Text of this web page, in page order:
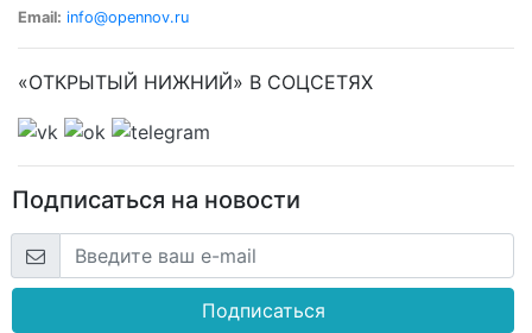
Email: info@opennov.ru
«ОТКРЫТЫЙ НИЖНИЙ» В СОЦСЕТЯХ
Подписаться на новости
Подписаться